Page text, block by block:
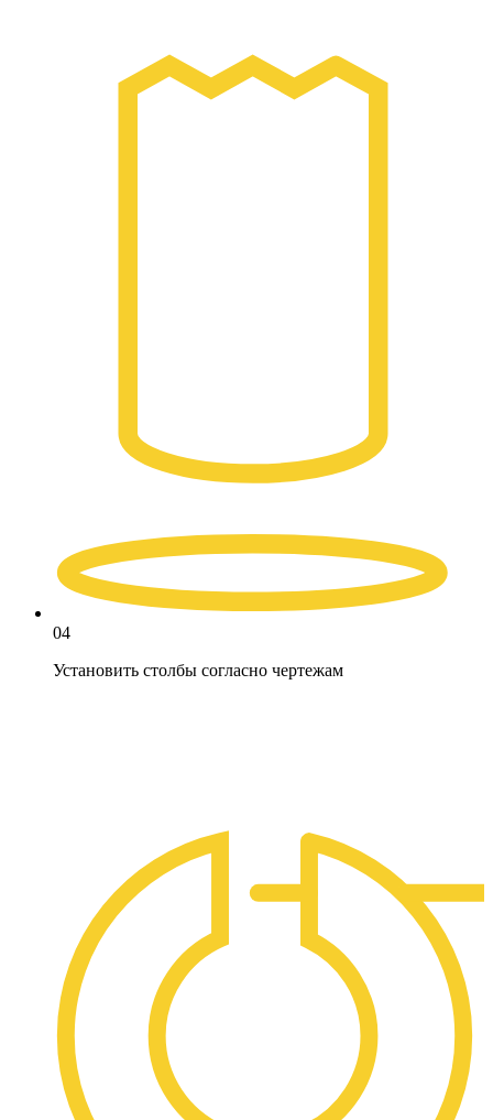
04
Установить столбы согласно чертежам